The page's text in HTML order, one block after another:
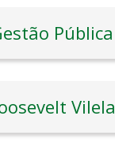
Pública
Vilela